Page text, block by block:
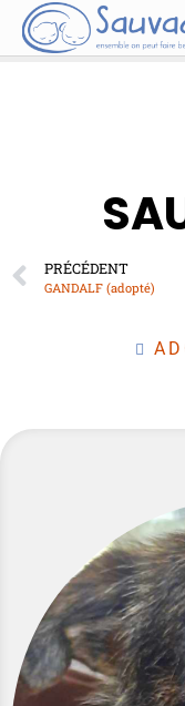
PRÉCÉDENT
GANDALF (adopté)